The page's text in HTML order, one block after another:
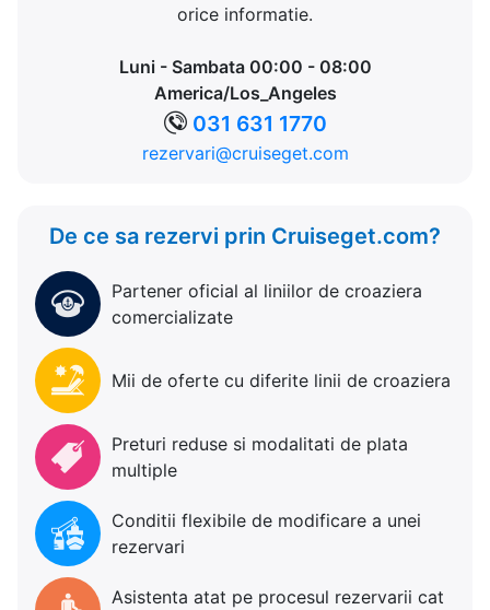
orice informatie.
Luni - Sambata 00:00 - 08:00
America/Los_Angeles
031 631 1770
rezervari@cruiseget.com
De ce sa rezervi prin Cruiseget.com?
Partener oficial al liniilor de croaziera
comercializate
Mii de oferte cu diferite linii de croaziera
Preturi reduse si modalitati de plata
multiple
Conditii flexibile de modificare a unei
rezervari
Asistenta atat pe procesul rezervarii cat